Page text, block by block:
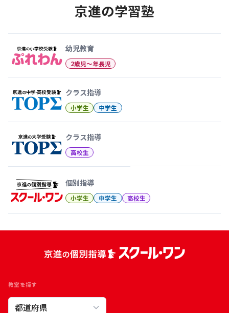
京進の学習塾
幼児教育
2歳児〜年長児
クラス指導
小学生 中学生
クラス指導
高校生
個別指導
小学生 中学生 高校生
教室を探す